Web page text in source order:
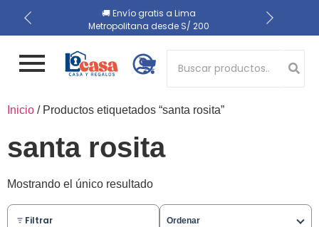
🚚 Envío gratis a Lima
Metropolitana desde S/ 200
🔒 Compra 100% segura
📍 Recojo en almacén el
mismo día
Button 1
Button 2
Inicio / Productos etiquetados “santa rosita”
santa rosita
Mostrando el único resultado
Filtrar Ordenar